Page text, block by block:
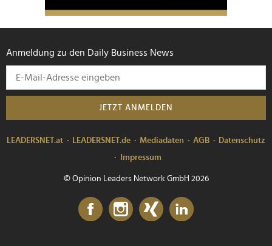
Anmeldung zu den Daily Business News
JETZT ANMELDEN
LEADERSNET.at LEADERSNET.de Mediadaten AGB
Datenschutz
Impressum
© Opinion Leaders Network GmbH 2026